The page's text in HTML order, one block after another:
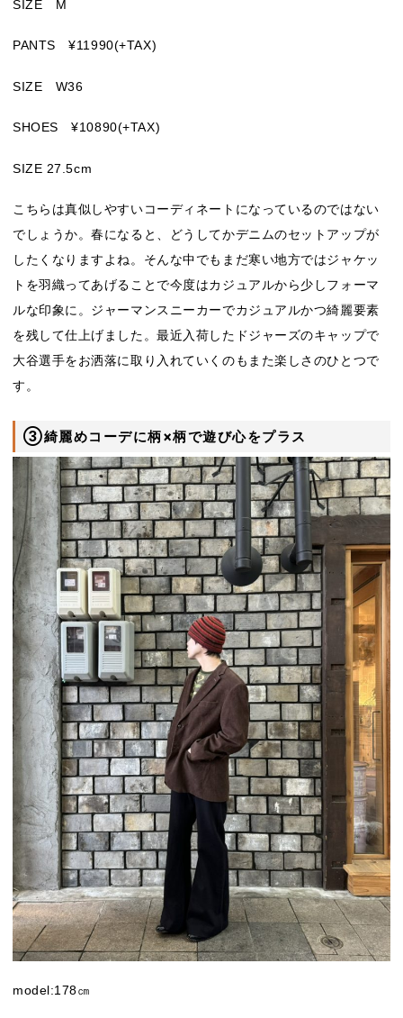
SIZE M
PANTS ¥11990(+TAX)
SIZE W36
SHOES ¥10890(+TAX)
SIZE 27.5cm
こちらは真似しやすいコーディネートになっているのではない
でしょうか。春になると、どうしてかデニムのセットアップが
したくなりますよね。そんな中でもまだ寒い地方ではジャケッ
トを羽織ってあげることで今度はカジュアルから少しフォーマ
ルな印象に。ジャーマンスニーカーでカジュアルかつ綺麗要素
を残して仕上げました。最近入荷したドジャーズのキャップで
大谷選手をお洒落に取り入れていくのもまた楽しさのひとつで
す。
③綺麗めコーデに柄×柄で遊び心をプラス
model:178㎝